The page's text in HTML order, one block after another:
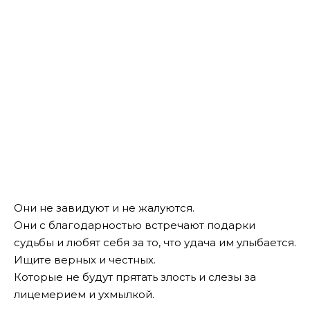
Они не завидуют и не жалуются.
Они с благодарностью встречают подарки
судьбы и любят себя за то, что удача им улыбается.
Ищите верных и честных.
Которые не будут прятать злость и слезы за
лицемерием и ухмылкой.